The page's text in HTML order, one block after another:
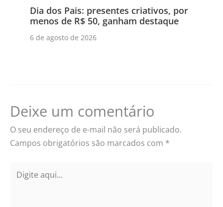
Dia dos Pais: presentes criativos, por
menos de R$ 50, ganham destaque
6 de agosto de 2026
Deixe um comentário
O seu endereço de e-mail não será publicado.
Campos obrigatórios são marcados com *
aqui...